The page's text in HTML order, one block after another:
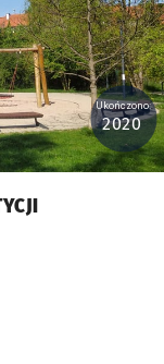
Ukończono:
2020